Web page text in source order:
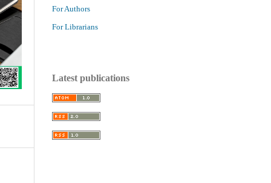
For Authors
For Librarians
Latest publications